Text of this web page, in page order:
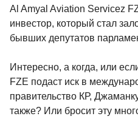
Al Amyal Aviation Servicez
инвестор, который стал
бывших депутатов
Интересно, а когда, или
FZE подаст иск в
правительство КР,
также? Или бросит эту